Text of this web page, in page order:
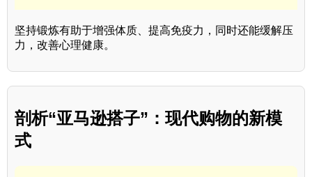
坚持锻炼有助于增强体质、提高免疫力，同时还能缓解压
力，改善心理健康。
剖析“亚马逊搭子”：现代购物的新模
式